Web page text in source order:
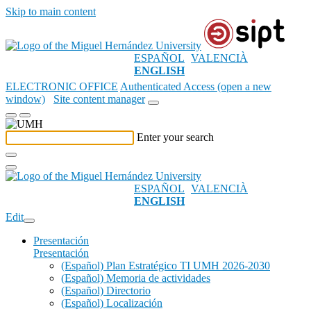
Skip to main content
ESPAÑOL VALENCIÀ
ENGLISH
ELECTRONIC OFFICE Authenticated Access (open a new
window)
Site content manager
Enter your search
ESPAÑOL VALENCIÀ
ENGLISH
Edit
Presentación
Presentación
(Español) Plan Estratégico TI UMH 2026-2030
(Español) Memoria de actividades
(Español) Directorio
(Español) Localización